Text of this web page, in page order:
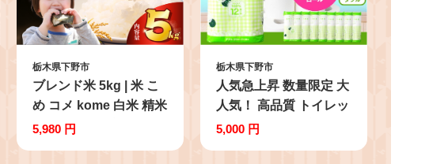
栃木県下野市
ブレンド米 5kg | 米 こ
め コメ kome 白米 精米
お米 栃木米 ブランド米
5,980 円
栃木県下野市
人気急上昇 数量限定 大
人気！ 高品質 トイレッ
ト ペーパー ダブル 12
5,000 円